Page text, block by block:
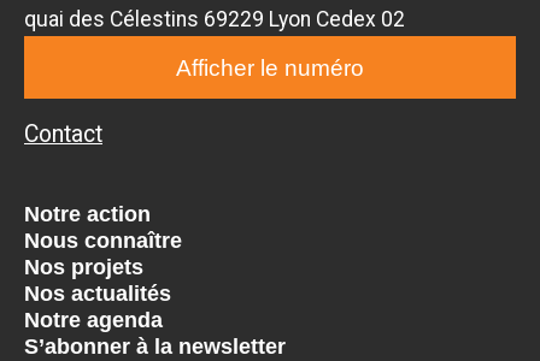
quai des Célestins 69229 Lyon Cedex 02
Afficher le numéro
Contact
Notre action
Nous connaître
Nos projets
Nos actualités
Notre agenda
S’abonner à la newsletter